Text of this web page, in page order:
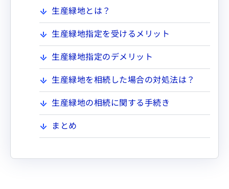
生産緑地とは？
生産緑地指定を受けるメリット
生産緑地指定のデメリット
生産緑地を相続した場合の対処法は？
生産緑地の相続に関する手続き
まとめ